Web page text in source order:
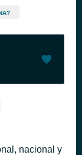
nacional y